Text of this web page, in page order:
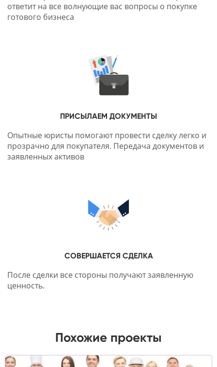
ответит на все волнующие вас вопросы о покупке
готового бизнеса
ПРИСЫЛАЕМ ДОКУМЕНТЫ
Опытные юристы помогают провести сделку легко и
прозрачно для покупателя. Передача документов и
заявленных активов
СОВЕРШАЕТСЯ СДЕЛКА
После сделки все стороны получают заявленную
ценность.
Похожие проекты